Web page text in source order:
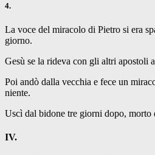
4.
La voce del miracolo di Pietro si era
giorno.
Gesù se la rideva con gli altri apostoli
Poi andò dalla vecchia e fece un
niente.
Uscì dal bidone tre giorni dopo, morto
IV.